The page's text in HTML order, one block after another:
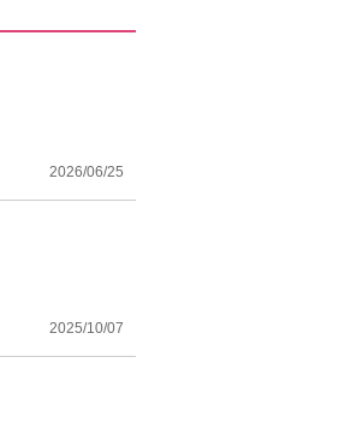
2026/06/25
2025/10/07